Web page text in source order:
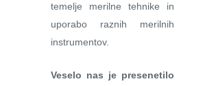
temelje merilne tehnike in
uporabo raznih merilnih
instrumentov.
Veselo nas je presenetilo